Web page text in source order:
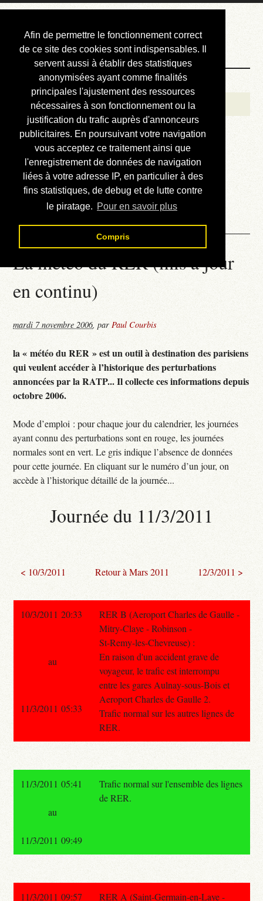
Afin de permettre le fonctionnement correct
de ce site des cookies sont indispensables. Il
servent aussi à établir des statistiques
anonymisées ayant comme finalités
principales l'ajustement des ressources
nécessaires à son fonctionnement ou la
justification du trafic auprès d'annonceurs
publicitaires. En poursuivant votre navigation
vous acceptez ce traitement ainsi que
l'enregistrement de données de navigation
liées à votre adresse IP, en particulier à des
fins statistiques, de debug et de lutte contre
le piratage. Pour en savoir plus
Compris
Courbis, « LE »
Blog Officiel
Bienvenue
Réalisations
Divers (et d’été)
Annonces
Liens externes
Téléchargement
Contact
La météo du RER (mis à jour
en continu)
mardi 7 novembre 2006,parPaul Courbis
la « météo du RER » est un outil à destination des parisiens
qui veulent accéder à l’historique des perturbations
annoncées par la RATP... Il collecte ces informations depuis
octobre 2006.
Mode d’emploi : pour chaque jour du calendrier, les journées
ayant connu des perturbations sont en rouge, les journées
normales sont en vert. Le gris indique l’absence de données
pour cette journée. En cliquant sur le numéro d’un jour, on
accède à l’historique détaillé de la journée...
Journée du 11/3/2011
< 10/3/2011 Retour à Mars 2011 12/3/2011 >
10/3/2011 20:33
RER B (Aeroport Charles de Gaulle -
Mitry-Claye - Robinson -
St-Remy-les-Chevreuse) :
En raison d'un accident grave de
voyageur, le trafic est interrompu
entre les gares Aulnay-sous-Bois et
Aeroport Charles de Gaulle 2.
Trafic normal sur les autres lignes de
RER.
au
11/3/2011 05:33
11/3/2011 05:41
Trafic normal sur l'ensemble des lignes
de RER.
au
11/3/2011 09:49
11/3/2011 09:57
RER A (Saint-Germain-en-Laye -